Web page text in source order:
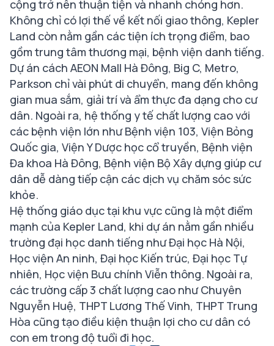
cộng trở nên thuận tiện và nhanh chóng hơn.
Không chỉ có lợi thế về kết nối giao thông, Kepler
Land còn nằm gần các tiện ích trọng điểm, bao
gồm trung tâm thương mại, bệnh viện danh tiếng.
Dự án cách AEON Mall Hà Đông, Big C, Metro,
Parkson chỉ vài phút di chuyển, mang đến không
gian mua sắm, giải trí và ẩm thực đa dạng cho cư
dân. Ngoài ra, hệ thống y tế chất lượng cao với
các bệnh viện lớn như Bệnh viện 103, Viện Bỏng
Quốc gia, Viện Y Dược học cổ truyền, Bệnh viện
Đa khoa Hà Đông, Bệnh viện Bộ Xây dựng giúp cư
dân dễ dàng tiếp cận các dịch vụ chăm sóc sức
khỏe.
Hệ thống giáo dục tại khu vực cũng là một điểm
mạnh của Kepler Land, khi dự án nằm gần nhiều
trường đại học danh tiếng như Đại học Hà Nội,
Học viện An ninh, Đại học Kiến trúc, Đại học Tự
nhiên, Học viện Bưu chính Viễn thông. Ngoài ra,
các trường cấp 3 chất lượng cao như Chuyên
Nguyễn Huệ, THPT Lương Thế Vinh, THPT Trung
Hòa cũng tạo điều kiện thuận lợi cho cư dân có
con em trong độ tuổi đi học.